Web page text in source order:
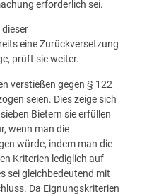
erforderlich sei.
eine Zurückversetzung
prüft sie weiter.
verstießen gegen § 122
seien. Dies zeige sich
Bietern sie erfüllen
wenn man die
würde, indem man die
Kriterien lediglich auf
sei gleichbedeutend mit
Da Eignungskriterien